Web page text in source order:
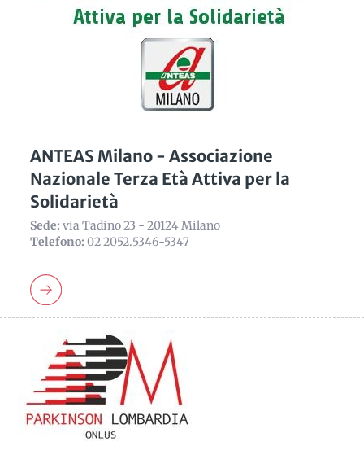
ANTEAS Milano - Associazione
Nazionale Terza Età Attiva per la
Solidarietà
Sede: via Tadino 23 - 20124 Milano
Telefono: 02 2052.5346-5347